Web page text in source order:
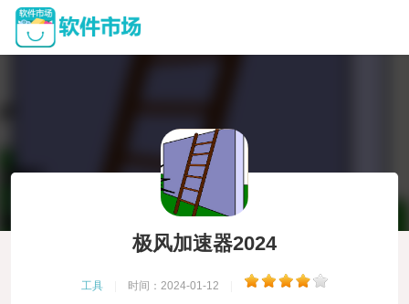
极风加速器2024
工具 时间：2024-01-12